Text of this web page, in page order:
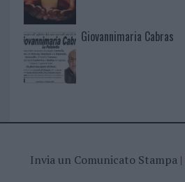
Giovannimaria Cabras
Invia un Comunicato Stampa|